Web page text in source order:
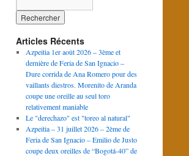
Articles Récents
Azpeitia 1er août 2026 – 3ème et
dernière de Feria de San Ignacio –
Dure corrida de Ana Romero pour des
vaillants diestros. Morenito de Aranda
coupe une oreille au seul toro
relativement maniable
Le "derechazo" est "toreo al natural"
Azpeitia – 31 juillet 2026 – 2ème de
Feria de San Ignacio – Emilio de Justo
coupe deux oreilles de “Bogotá-40” de